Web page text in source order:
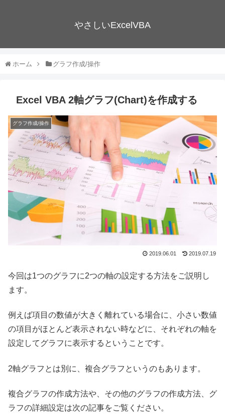
やさしいExcelVBA
ホーム グラフ作成/操作
Excel VBA 2軸グラフ(Chart)を作成する
グラフ作成/操作
2019.07.19
2019.06.01
今回は1つのグラフに2つの軸の設定する方法をご説明し
ます。
例えば項目の数値が大きく離れている場合に、小さい数値
の項目がほとんど表示されない時などに、それぞれの軸を
設定してグラフに表示するということです。
2軸グラフとは別に、複合グラフというのもあります。
複合グラフの作成方法や、その他のグラフの作成方法、グ
ラフの詳細設定は次の記事をご覧ください。